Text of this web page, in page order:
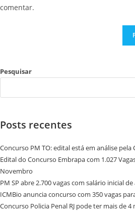
comentar.
Pesquisar
Posts recentes
Concurso PM TO: edital está em análise pela
Edital do Concurso Embrapa com 1.027
Novembro
PM SP abre 2.700 vagas com salário inicial de
ICMBio anuncia concurso com 350 vagas
Concurso Policia Penal RJ pode ter mais de